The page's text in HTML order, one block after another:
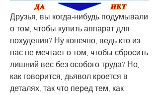
Друзья, вы когда-нибудь подумывали
о том, чтобы купить аппарат для
похудения? Ну конечно, ведь кто из
нас не мечтает о том, чтобы сбросить
лишний вес без особого труда? Но,
как говорится, дьявол кроется в
деталях, так что перед тем, как